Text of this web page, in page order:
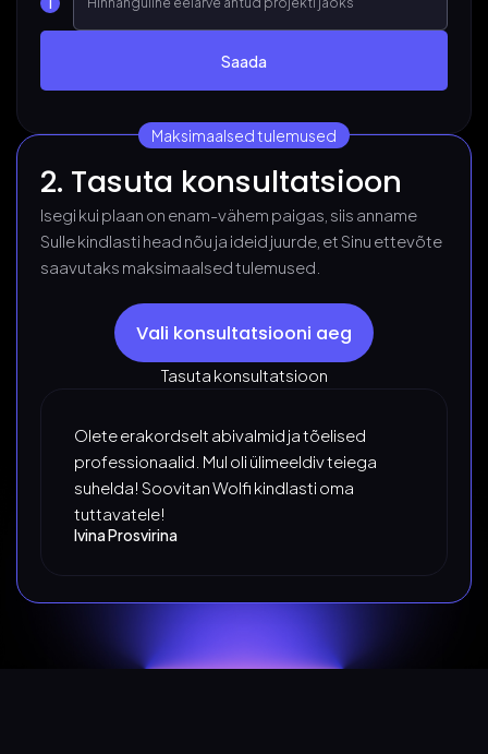
Maksimaalsed tulemused
2. Tasuta konsultatsioon
Isegi kui plaan on enam-vähem paigas, siis anname
Sulle kindlasti head nõu ja ideid juurde, et Sinu ettevõte
saavutaks maksimaalsed tulemused.
Vali konsultatsiooni aeg
Tasuta konsultatsioon
Olete erakordselt abivalmid ja tõelised
professionaalid. Mul oli ülimeeldiv teiega
suhelda! Soovitan Wolfi kindlasti oma
tuttavatele!
Ivina Prosvirina